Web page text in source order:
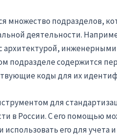
множество подразделов,
деятельности.
архитектурой,
подразделе содержится
коды для их
для
в России. С его помощью
его для учета